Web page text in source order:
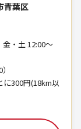
青葉区
・土 12:00～
300円(18km以